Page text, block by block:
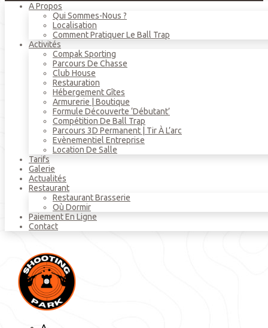
A Propos
Qui Sommes-Nous ?
Localisation
Comment Pratiquer Le Ball Trap
Activités
Compak Sporting
Parcours De Chasse
Club House
Restauration
Hébergement Gîtes
Armurerie | Boutique
Formule Découverte ‘débutant’
Compétition De Ball Trap
Parcours 3D Permanent | Tir À L’arc
Evènementiel Entreprise
Location De Salle
Tarifs
Galerie
Actualités
Restaurant
Restaurant Brasserie
Où Dormir
Paiement En Ligne
Contact